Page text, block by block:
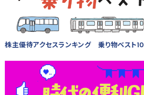
株主優待アクセスランキング 乗り物ベスト10